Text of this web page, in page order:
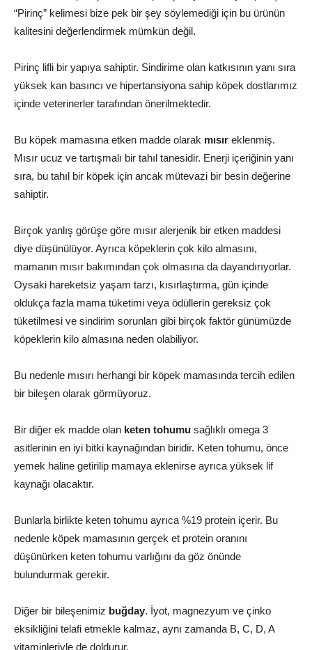
“Pirinç” kelimesi bize pek bir şey söylemediği için bu ürünün
kalitesini değerlendirmek mümkün değil.
Pirinç lifli bir yapıya sahiptir. Sindirime olan katkısının yanı sıra
yüksek kan basıncı ve hipertansiyona sahip köpek dostlarımız
içinde veterinerler tarafından önerilmektedir.
Bu köpek mamasına etken madde olarak mısır eklenmiş.
Mısır ucuz ve tartışmalı bir tahıl tanesidir. Enerji içeriğinin yanı
sıra, bu tahıl bir köpek için ancak mütevazi bir besin değerine
sahiptir.
Birçok yanlış görüşe göre mısır alerjenik bir etken maddesi
diye düşünülüyor. Ayrıca köpeklerin çok kilo almasını,
mamanın mısır bakımından çok olmasına da dayandırıyorlar.
Oysaki hareketsiz yaşam tarzı, kısırlaştırma, gün içinde
oldukça fazla mama tüketimi veya ödüllerin gereksiz çok
tüketilmesi ve sindirim sorunları gibi birçok faktör günümüzde
köpeklerin kilo almasına neden olabiliyor.
Bu nedenle mısırı herhangi bir köpek mamasında tercih edilen
bir bileşen olarak görmüyoruz.
Bir diğer ek madde olan keten tohumu sağlıklı omega 3
asitlerinin en iyi bitki kaynağından biridir. Keten tohumu, önce
yemek haline getirilip mamaya eklenirse ayrıca yüksek lif
kaynağı olacaktır.
Bunlarla birlikte keten tohumu ayrıca %19 protein içerir. Bu
nedenle köpek mamasının gerçek et protein oranını
düşünürken keten tohumu varlığını da göz önünde
bulundurmak gerekir.
Diğer bir bileşenimiz buğday. İyot, magnezyum ve çinko
eksikliğini telafi etmekle kalmaz, aynı zamanda B, C, D, A
vitaminleriyle de doldurur.